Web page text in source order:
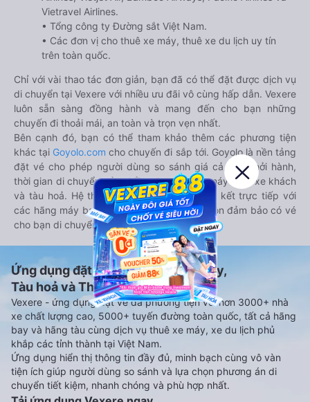
Vietravel Airlines.
• Tổng công ty Đường sắt Việt Nam.
• Các đơn vị cho thuê xe máy, thuê xe du lịch uy tín
trên toàn quốc.
Chỉ với vài thao tác đơn giản, bạn đã có thể đặt được dịch vụ
di chuyển tại Vexere với nhiều ưu đãi vô cùng hấp dẫn. Vexere
luôn sẵn sàng đồng hành và mang đến cho bạn những
chuyến đi thoải mái, an toàn và trọn vẹn nhất.
Bên cạnh đó, bạn có thể tham khảo thêm các phương tiện
khác tại Goyolo.com cho chuyến đi sắp tới. Goyolo là nền tảng
đặt vé cho phép người dùng so sánh giá cả, giờ khởi hành,
thời gian di chuyển của nhiều phương tiện máy bay, xe khách
và tàu hoả. Hệ thống của Goyolo được liên kết trực tiếp với
các hãng máy bay, xe khách và tàu hoả, luôn đảm bảo có vé
cho bạn di chuyển.
Ứng dụng đặt vé Xe khách, Máy bay,
Tàu hoả và Thuê xe
Vexere - ứng dụng đặt vé đa phương tiện với hơn 3000+ nhà
xe chất lượng cao, 5000+ tuyến đường toàn quốc, tất cả hãng
bay và hãng tàu cùng dịch vụ thuê xe máy, xe du lịch phủ
khắp các tỉnh thành tại Việt Nam.
Ứng dụng hiển thị thông tin đầy đủ, minh bạch cùng vô vàn
tiện ích giúp người dùng so sánh và lựa chọn phương án di
chuyển tiết kiệm, nhanh chóng và phù hợp nhất.